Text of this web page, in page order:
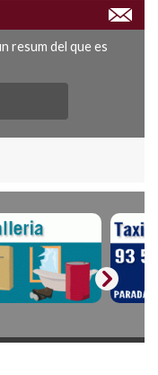
resum del que es